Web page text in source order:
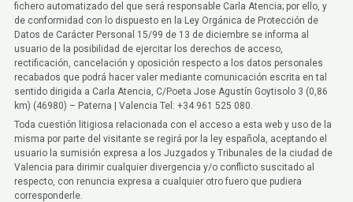
fichero automatizado del que será responsable Carla Atencia; por ello, y
de conformidad con lo dispuesto en la Ley Orgánica de Protección de
Datos de Carácter Personal 15/99 de 13 de diciembre se informa al
usuario de la posibilidad de ejercitar los derechos de acceso,
rectificación, cancelación y oposición respecto a los datos personales
recabados que podrá hacer valer mediante comunicación escrita en tal
sentido dirigida a Carla Atencia, C/Poeta Jose Agustín Goytisolo 3 (0,86
km) (46980) – Paterna | Valencia Tel: +34 961 525 080.
Toda cuestión litigiosa relacionada con el acceso a esta web y uso de la
misma por parte del visitante se regirá por la ley española, aceptando el
usuario la sumisión expresa a los Juzgados y Tribunales de la ciudad de
Valencia para dirimir cualquier divergencia y/o conflicto suscitado al
respecto, con renuncia expresa a cualquier otro fuero que pudiera
corresponderle.